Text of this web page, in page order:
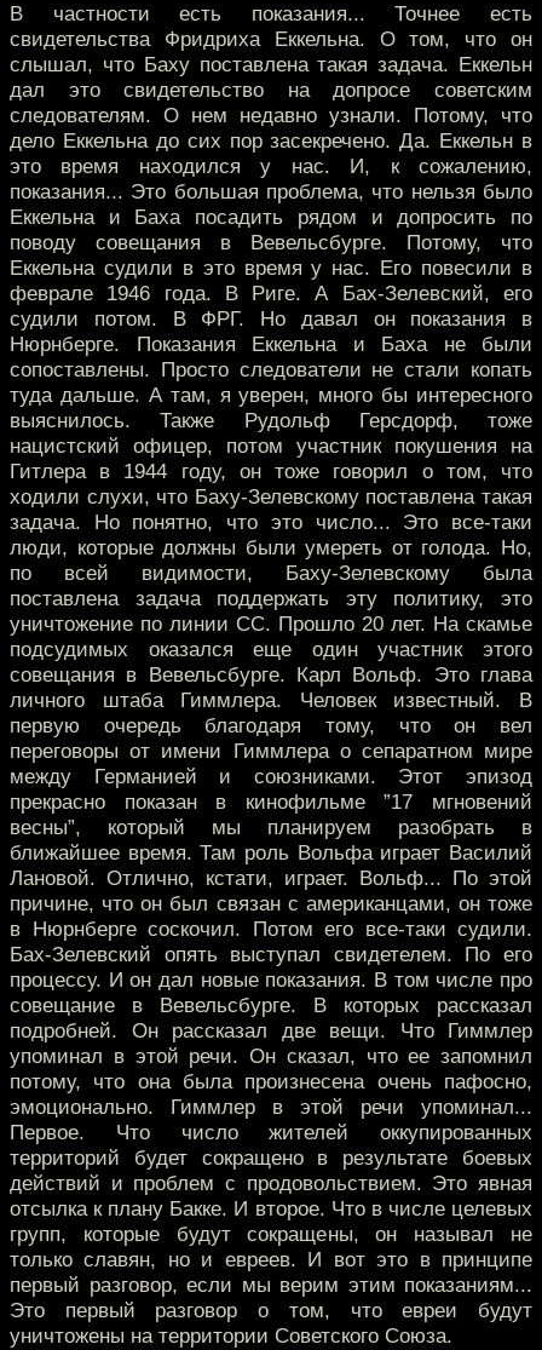
В частности есть показания... Точнее есть
свидетельства Фридриха Еккельна. О том, что он
слышал, что Баху поставлена такая задача. Еккельн
дал это свидетельство на допросе советским
следователям. О нем недавно узнали. Потому, что
дело Еккельна до сих пор засекречено. Да. Еккельн в
это время находился у нас. И, к сожалению,
показания... Это большая проблема, что нельзя было
Еккельна и Баха посадить рядом и допросить по
поводу совещания в Вевельсбурге. Потому, что
Еккельна судили в это время у нас. Его повесили в
феврале 1946 года. В Риге. А Бах-Зелевский, его
судили потом. В ФРГ. Но давал он показания в
Нюрнберге. Показания Еккельна и Баха не были
сопоставлены. Просто следователи не стали копать
туда дальше. А там, я уверен, много бы интересного
выяснилось. Также Рудольф Герсдорф, тоже
нацистский офицер, потом участник покушения на
Гитлера в 1944 году, он тоже говорил о том, что
ходили слухи, что Баху-Зелевскому поставлена такая
задача. Но понятно, что это число... Это все-таки
люди, которые должны были умереть от голода. Но,
по всей видимости, Баху-Зелевскому была
поставлена задача поддержать эту политику, это
уничтожение по линии СС. Прошло 20 лет. На скамье
подсудимых оказался еще один участник этого
совещания в Вевельсбурге. Карл Вольф. Это глава
личного штаба Гиммлера. Человек известный. В
первую очередь благодаря тому, что он вел
переговоры от имени Гиммлера о сепаратном мире
между Германией и союзниками. Этот эпизод
прекрасно показан в кинофильме ”17 мгновений
весны”, который мы планируем разобрать в
ближайшее время. Там роль Вольфа играет Василий
Лановой. Отлично, кстати, играет. Вольф... По этой
причине, что он был связан с американцами, он тоже
в Нюрнберге соскочил. Потом его все-таки судили.
Бах-Зелевский опять выступал свидетелем. По его
процессу. И он дал новые показания. В том числе про
совещание в Вевельсбурге. В которых рассказал
подробней. Он рассказал две вещи. Что Гиммлер
упоминал в этой речи. Он сказал, что ее запомнил
потому, что она была произнесена очень пафосно,
эмоционально. Гиммлер в этой речи упоминал...
Первое. Что число жителей оккупированных
территорий будет сокращено в результате боевых
действий и проблем с продовольствием. Это явная
отсылка к плану Бакке. И второе. Что в числе целевых
групп, которые будут сокращены, он называл не
только славян, но и евреев. И вот это в принципе
первый разговор, если мы верим этим показаниям...
Это первый разговор о том, что евреи будут
уничтожены на территории Советского Союза.